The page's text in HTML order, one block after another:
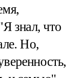
знал, что
Но,